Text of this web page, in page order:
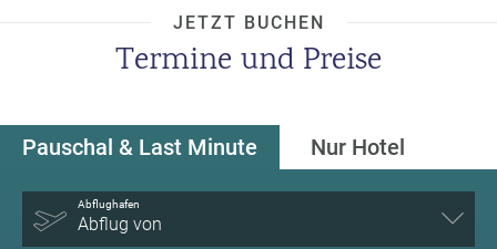
JETZT BUCHEN
Termine und Preise
Pauschal & Last Minute Nur Hotel
Abflughafen
Abflug von